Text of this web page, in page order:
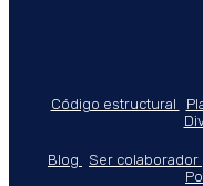
Código estructural
Blog Ser colaborador